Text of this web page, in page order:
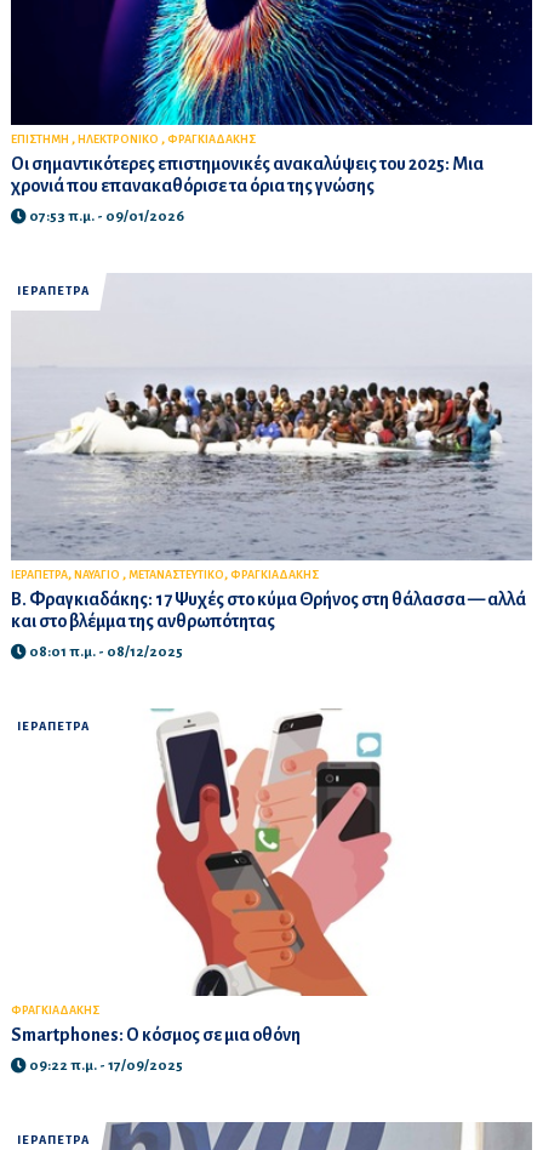
ΕΠΙΣΤΗΜΗ , ΗΛΕΚΤΡΟΝΙΚΟ , ΦΡΑΓΚΙΑΔΑΚΗΣ
Οι σημαντικότερες επιστημονικές ανακαλύψεις του 2025: Μια
χρονιά που επανακαθόρισε τα όρια της γνώσης
07:53 π.μ. - 09/01/2026
ΙΕΡΑΠΕΤΡΑ
ΙΕΡΑΠΕΤΡΑ, ΝΑΥΑΓΙΟ , ΜΕΤΑΝΑΣΤΕΥΤΙΚΟ, ΦΡΑΓΚΙΑΔΑΚΗΣ
Β. Φραγκιαδάκης: 17 Ψυχές στο κύμα Θρήνος στη θάλασσα — αλλά
και στο βλέμμα της ανθρωπότητας
08:01 π.μ. - 08/12/2025
ΙΕΡΑΠΕΤΡΑ
ΦΡΑΓΚΙΑΔΑΚΗΣ
Smartphones: Ο κόσμος σε μια οθόνη
09:22 π.μ. - 17/09/2025
ΙΕΡΑΠΕΤΡΑ